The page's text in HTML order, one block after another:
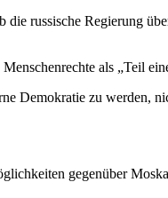
russische Regierung
als „Teil
Demokratie zu werden,
gegenüber